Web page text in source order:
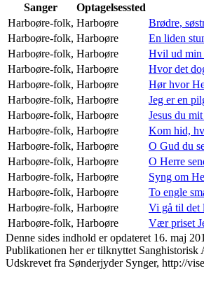
Sanger
Optagelsessted
Harboøre-folk, Harboøre Brødre,
Harboøre-folk, Harboøre En liden
Harboøre-folk, Harboøre Hvil ud min
Harboøre-folk, Harboøre Hvor det
Harboøre-folk, Harboøre Hør hvor
Harboøre-folk, Harboøre Jeg er en
Harboøre-folk, Harboøre Jesus du
Harboøre-folk, Harboøre Kom hid,
Harboøre-folk, Harboøre O Gud du
Harboøre-folk, Harboøre O Herre
Harboøre-folk, Harboøre Syng om
Harboøre-folk, Harboøre To engle
Harboøre-folk, Harboøre Vi gå til det
Harboøre-folk, Harboøre Vær priset
Denne sides indhold er opdateret 16. maj
Publikationen her er tilknyttet Sanghistorisk
Udskrevet fra Sønderjyder Synger, http://